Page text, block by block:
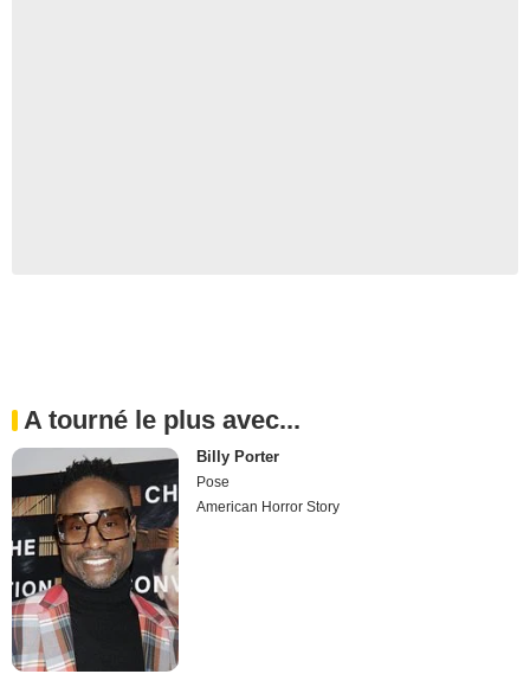
A tourné le plus avec...
Billy Porter
Pose
American Horror Story